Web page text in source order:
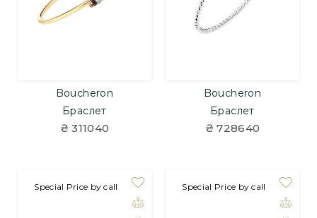
Boucheron
Браслет
₴ 311040
Boucheron
Браслет
₴ 728640
на замовлення
Special Price by call Special Price by call